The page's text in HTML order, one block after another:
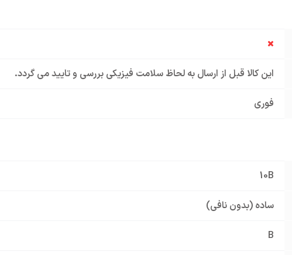
این کالا قبل از ارسال به لحاظ سلامت فیزیکی بررسی و تایید می گردد.
فوری
10B
ساده (بدون نافی)
B